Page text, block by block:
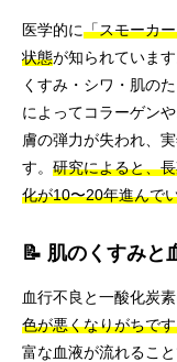
医学的に「スモーカ
状態が知られていま
くすみ・シワ・肌の
によってコラーゲン
膚の弾力が失われ、
す。 研究によると、
化が10〜20年進んで
📝 肌のくすみと
血行不良と一酸化炭
色が悪くなりがちで
富な血液が流れるこ